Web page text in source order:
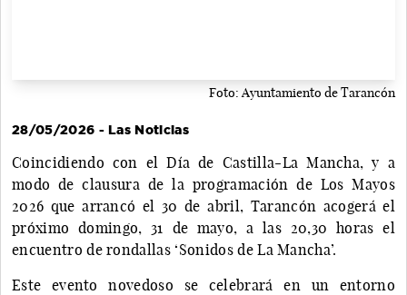
Foto: Ayuntamiento de Tarancón
28/05/2026 - Las Noticias
Coincidiendo con el Día de Castilla-La Mancha, y a
modo de clausura de la programación de Los Mayos
2026 que arrancó el 30 de abril, Tarancón acogerá el
próximo domingo, 31 de mayo, a las 20,30 horas el
encuentro de rondallas ‘Sonidos de La Mancha’.
Este evento novedoso se celebrará en un entorno